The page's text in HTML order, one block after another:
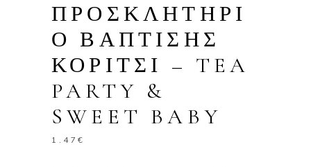
ΠΡΟΣΚΛΗΤΗΡΙ
Ο ΒΑΠΤΙΣΗΣ
ΚΟΡΙΤΣΙ – TEA
PARTY &
SWEET BABY
1.47€